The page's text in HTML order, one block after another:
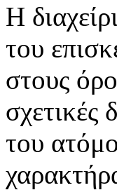
Η
του
στους
σχετικές
του